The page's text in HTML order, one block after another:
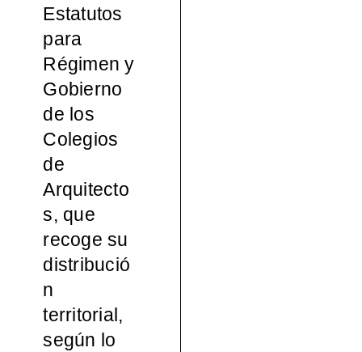
Estatutos
para
Régimen y
Gobierno
de los
Colegios
de
Arquitecto
s, que
recoge su
distribució
n
territorial,
según lo